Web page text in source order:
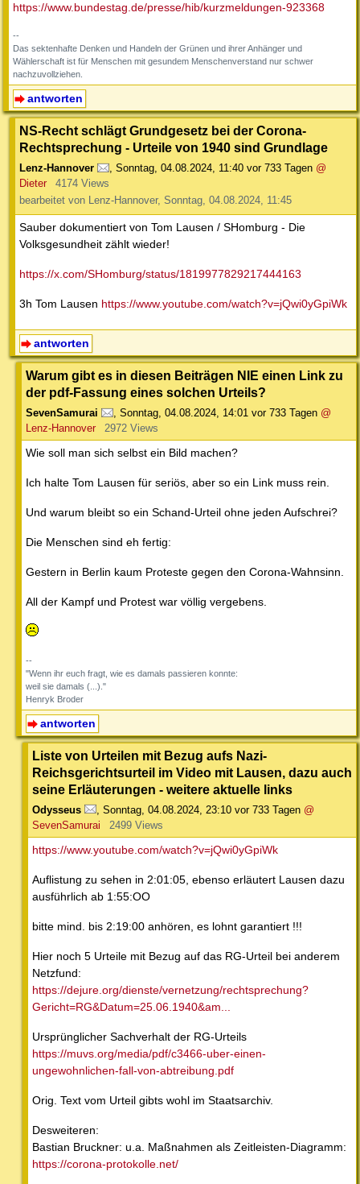
https://www.bundestag.de/presse/hib/kurzmeldungen-923368
--
Das sektenhafte Denken und Handeln der Grünen und ihrer Anhänger und
Wählerschaft ist für Menschen mit gesundem Menschenverstand nur schwer
nachzuvollziehen.
antworten
NS-Recht schlägt Grundgesetz bei der Corona-
Rechtsprechung - Urteile von 1940 sind Grundlage
Lenz-Hannover , Sonntag, 04.08.2024, 11:40 vor 733 Tagen @
Dieter
4174 Views
bearbeitet von Lenz-Hannover, Sonntag, 04.08.2024, 11:45
Sauber dokumentiert von Tom Lausen / SHomburg - Die
Volksgesundheit zählt wieder!
https://x.com/SHomburg/status/1819977829217444163
3h Tom Lausen https://www.youtube.com/watch?v=jQwi0yGpiWk
antworten
Warum gibt es in diesen Beiträgen NIE einen Link zu
der pdf-Fassung eines solchen Urteils?
SevenSamurai , Sonntag, 04.08.2024, 14:01 vor 733 Tagen @
Lenz-Hannover
2972 Views
Wie soll man sich selbst ein Bild machen?
Ich halte Tom Lausen für seriös, aber so ein Link muss rein.
Und warum bleibt so ein Schand-Urteil ohne jeden Aufschrei?
Die Menschen sind eh fertig:
Gestern in Berlin kaum Proteste gegen den Corona-Wahnsinn.
All der Kampf und Protest war völlig vergebens.
--
"Wenn ihr euch fragt, wie es damals passieren konnte:
weil sie damals (...)."
Henryk Broder
antworten
Liste von Urteilen mit Bezug aufs Nazi-
Reichsgerichtsurteil im Video mit Lausen, dazu auch
seine Erläuterungen - weitere aktuelle links
Odysseus Sonntag, 04.08.2024, 23:10 vor 733 Tagen @
SevenSamurai
2499 Views
https://www.youtube.com/watch?v=jQwi0yGpiWk
Auflistung zu sehen in 2:01:05, ebenso erläutert Lausen dazu
ausführlich ab 1:55:OO
bitte mind. bis 2:19:00 anhören, es lohnt garantiert !!!
Hier noch 5 Urteile mit Bezug auf das RG-Urteil bei anderem
Netzfund:
https://dejure.org/dienste/vernetzung/rechtsprechung?
Gericht=RG&Datum=25.06.1940&am...
Ursprünglicher Sachverhalt der RG-Urteils
https://muvs.org/media/pdf/c3466-uber-einen-
ungewohnlichen-fall-von-abtreibung.pdf
Orig. Text vom Urteil gibts wohl im Staatsarchiv.
Desweiteren:
Bastian Bruckner: u.a. Maßnahmen als Zeitleisten-Diagramm:
https://corona-protokolle.net/